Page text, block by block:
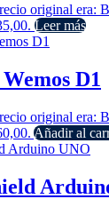
original era:
Leer más
D1
original era:
Añadir al